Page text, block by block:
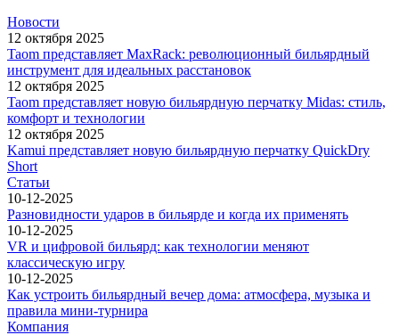
Новости
12 октября 2025
Taom представляет MaxRack: революционный бильярдный
инструмент для идеальных расстановок
12 октября 2025
Taom представляет новую бильярдную перчатку Midas: стиль,
комфорт и технологии
12 октября 2025
Kamui представляет новую бильярдную перчатку QuickDry
Short
Статьи
10-12-2025
Разновидности ударов в бильярде и когда их применять
10-12-2025
VR и цифровой бильярд: как технологии меняют
классическую игру
10-12-2025
Как устроить бильярдный вечер дома: атмосфера, музыка и
правила мини-турнира
Компания